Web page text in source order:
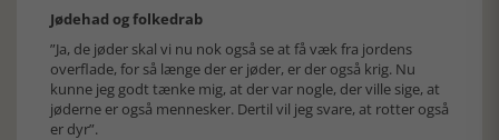
Jødehad og folkedrab
”Ja, de jøder skal vi nu nok også se at få væk fra jordens
overflade, for så længe der er jøder, er der også krig. Nu
kunne jeg godt tænke mig, at der var nogle, der ville sige, at
jøderne er også mennesker. Dertil vil jeg svare, at rotter også
er dyr”.